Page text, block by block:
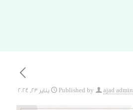
Published by ajad admin يناير 23, 2024